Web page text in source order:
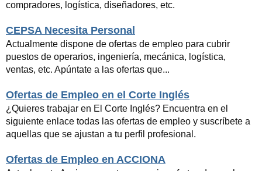
compradores, logística, diseñadores, etc.
CEPSA Necesita Personal
Actualmente dispone de ofertas de empleo para cubrir
puestos de operarios, ingeniería, mecánica, logística,
ventas, etc. Apúntate a las ofertas que...
Ofertas de Empleo en el Corte Inglés
¿Quieres trabajar en El Corte Inglés? Encuentra en el
siguiente enlace todas las ofertas de empleo y suscríbete a
aquellas que se ajustan a tu perfil profesional.
Ofertas de Empleo en ACCIONA